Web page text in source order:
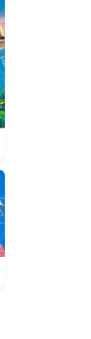
statue af lord
krigsgud